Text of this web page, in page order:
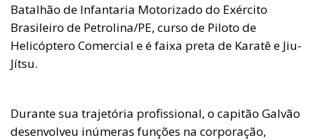
Batalhão de Infantaria Motorizado do Exército
Brasileiro de Petrolina/PE, curso de Piloto de
Helicóptero Comercial e é faixa preta de Karatê e Jiu-
Jítsu.
Durante sua trajetória profissional, o capitão Galvão
desenvolveu inúmeras funções na corporação,